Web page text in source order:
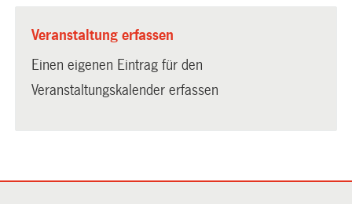
Veranstaltung erfassen
Einen eigenen Eintrag für den
Veranstaltungskalender erfassen